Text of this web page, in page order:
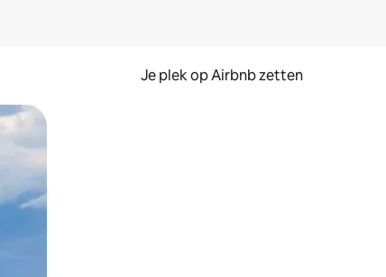
Je plek op Airbnb zetten